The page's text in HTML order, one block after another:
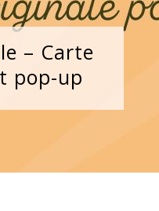
– Carte
pop-up